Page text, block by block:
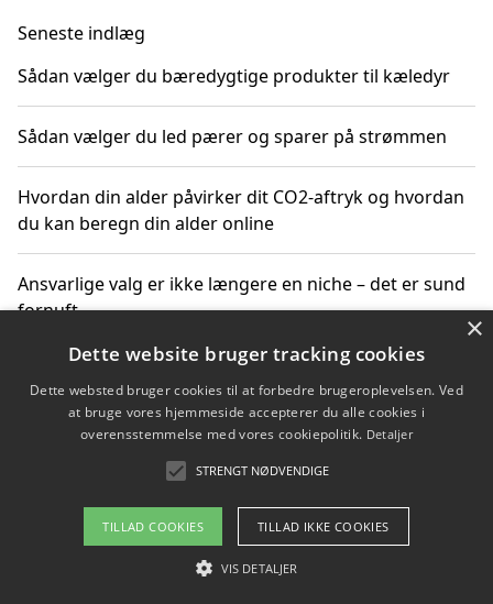
Seneste indlæg
Sådan vælger du bæredygtige produkter til kæledyr
Sådan vælger du led pærer og sparer på strømmen
Hvordan din alder påvirker dit CO2-aftryk og hvordan
du kan beregn din alder online
Ansvarlige valg er ikke længere en niche – det er sund
fornuft
Sådan kan du handle bæredygtigt og bestil med
faktura
Om / kontakt
Blog Betingelser
×
Dette website bruger tracking cookies
Dette websted bruger cookies til at forbedre brugeroplevelsen. Ved
at bruge vores hjemmeside accepterer du alle cookies i
overensstemmelse med vores cookiepolitik. Detaljer
STRENGT NØDVENDIGE
TILLAD COOKIES TILLAD IKKE COOKIES
VIS DETALJER